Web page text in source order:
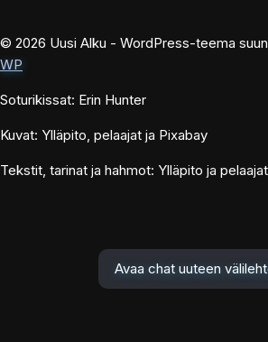
© 2026 Uusi Alku - WordPress-teema
WP
Soturikissat: Erin Hunter
Kuvat: Ylläpito, pelaajat ja Pixabay
Tekstit, tarinat ja hahmot: Ylläpito ja pelaajat
Avaa chat uuteen